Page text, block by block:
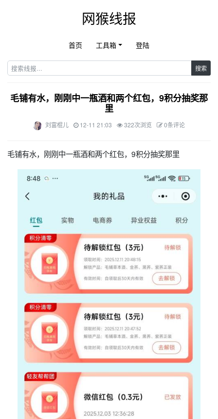
网猴线报
首页 工具箱 登陆
搜索
毛铺有水，刚刚中一瓶酒和两个红包，9积分抽奖那
里
刘富棍儿 12-11 21:03 322次浏览 0条评论
毛铺有水，刚刚中一瓶酒和两个红包，9积分抽奖那里